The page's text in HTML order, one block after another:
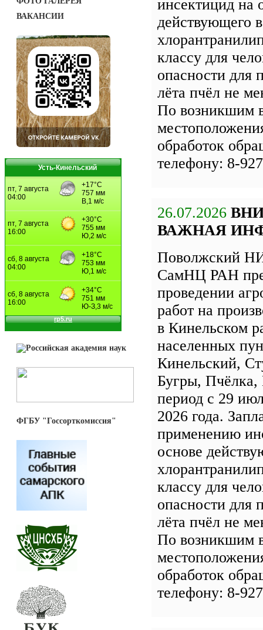
ВАКАНСИИ
Усть-Кинельский
ФГБУ "Госсорткомиссия"
инсектицид на
действующего
классу для
опасности для
лёта пчёл не
По возникшим
обработок
телефону: 8-
26.07.2026
ВАЖНАЯ
Поволжский
СамНЦ РАН
проведении
работ на
в Кинельском
населенных
Кинельский,
Бугры,
период с 29
2026 года.
применению
основе
классу для
опасности для
лёта пчёл не
По возникшим
обработок
телефону: 8-